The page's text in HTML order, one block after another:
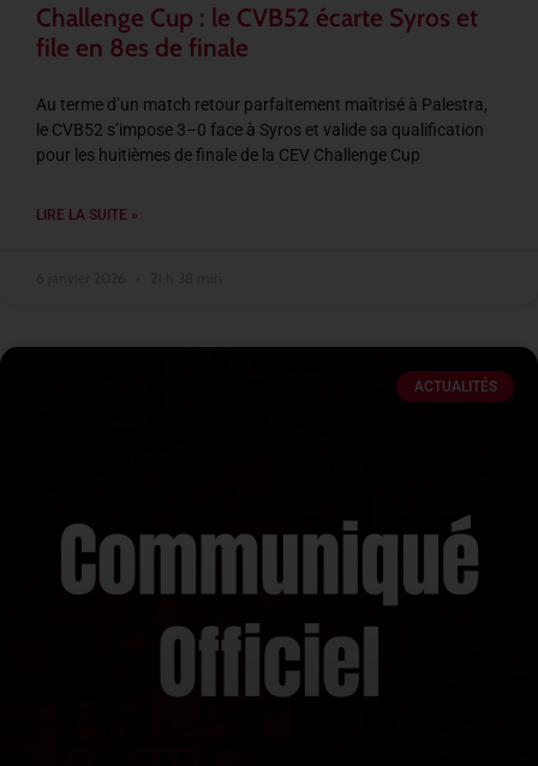
Challenge Cup : le CVB52 écarte Syros et
file en 8es de finale
Au terme d’un match retour parfaitement maîtrisé à Palestra,
le CVB52 s’impose 3–0 face à Syros et valide sa qualification
pour les huitièmes de finale de la CEV Challenge Cup
LIRE LA SUITE »
ACTUALITÉS